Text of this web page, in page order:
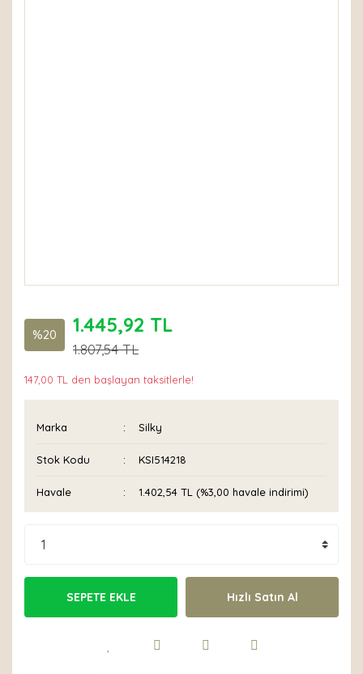
%20 1.445,92 TL
1.807,54 TL
147,00 TL den başlayan taksitlerle!
Marka Silky
Stok Kodu KSI514218
Havale 1.402,54 TL (%3,00 havale indirimi)
SEPETE EKLE Hızlı Satın Al